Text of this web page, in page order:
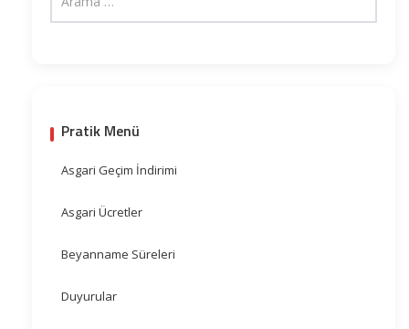
Pratik Menü
Asgari Geçim İndirimi
Asgari Ücretler
Beyanname Süreleri
Duyurular